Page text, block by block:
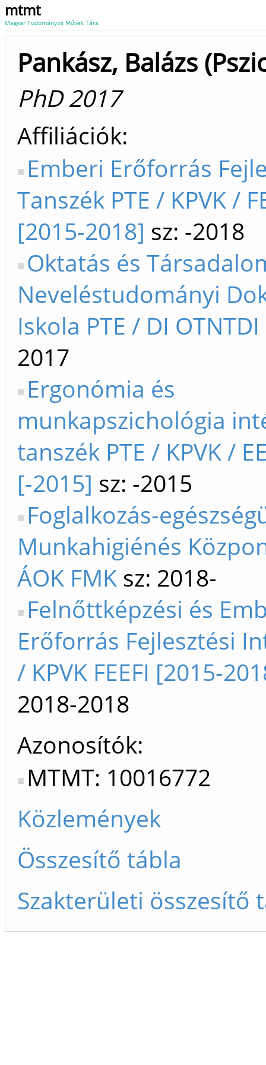
mtmt
Magyar Tudományos Művek Tára
Pankász, Balázs
PhD 2017
Affiliációk
Emberi Erőforrás
Tanszék PTE / KPVK /
[2015-2018] sz: -2018
Oktatás és
Neveléstudományi
Iskola PTE / DI OTNTDI
2017
Ergonómia és
munkapszichológia
tanszék PTE / KPVK /
[-2015] sz: -2015
Foglalkozás-
Munkahigiénés
ÁOK FMK sz: 2018-
Felnőttképzési és
Erőforrás Fejlesztési
/ KPVK FEEFI [2015-
2018-2018
Azonosítók
MTMT: 10016772
Közlemények
Összesítő tábla
Szakterületi összesítő